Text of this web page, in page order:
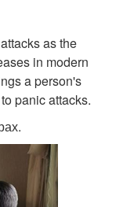
as the
in modern
a person's
panic attacks.